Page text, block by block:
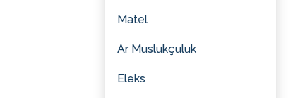
Matel
Ar Muslukçuluk
Eleks